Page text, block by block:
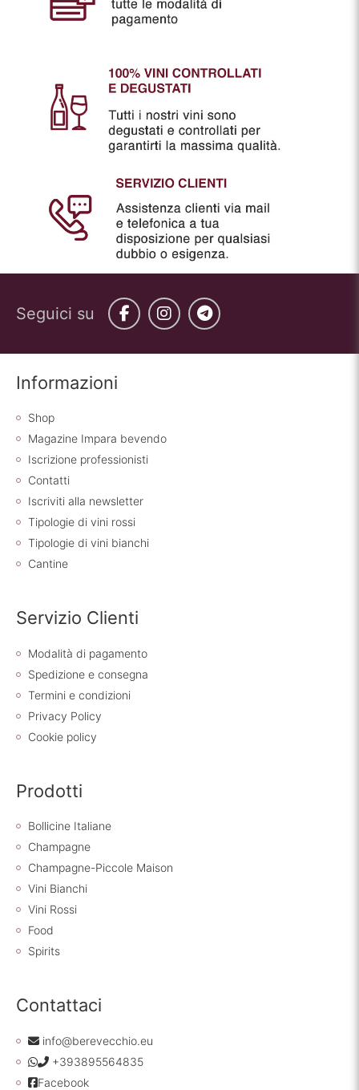
Seguici su Facebook
Instagram
Telegram
Informazioni
Shop
Magazine Impara bevendo
Iscrizione professionisti
Contatti
Iscriviti alla newsletter
Tipologie di vini rossi
Tipologie di vini bianchi
Cantine
Servizio Clienti
Modalità di pagamento
Spedizione e consegna
Termini e condizioni
Privacy Policy
Cookie policy
Prodotti
Bollicine Italiane
Champagne
Champagne-Piccole Maison
Vini Bianchi
Vini Rossi
Food
Spirits
Contattaci
info@berevecchio.eu
+393895564835
Facebook